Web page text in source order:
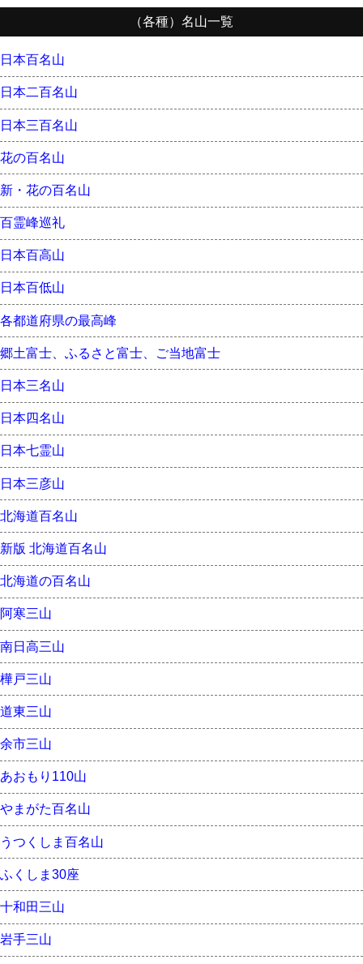
（各種）名山一覧
日本百名山
日本二百名山
日本三百名山
花の百名山
新・花の百名山
百霊峰巡礼
日本百高山
日本百低山
各都道府県の最高峰
郷土富士、ふるさと富士、ご当地富士
日本三名山
日本四名山
日本七霊山
日本三彦山
北海道百名山
新版 北海道百名山
北海道の百名山
阿寒三山
南日高三山
樺戸三山
道東三山
余市三山
あおもり110山
やまがた百名山
うつくしま百名山
ふくしま30座
十和田三山
岩手三山